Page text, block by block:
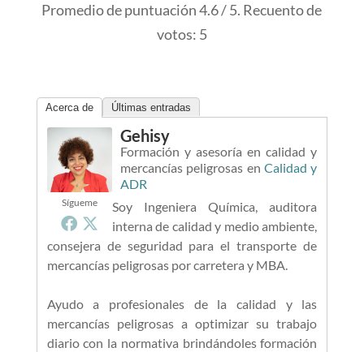
Promedio de puntuación4.6/ 5. Recuento de
votos: 5
Acerca de Últimas entradas
Sígueme
Gehisy
Formación y asesoría en calidad y
mercancías peligrosas en Calidad y
ADR
Soy Ingeniera Química, auditora
interna de calidad y medio ambiente,
consejera de seguridad para el transporte de
mercancías peligrosas por carretera y MBA.
Ayudo a profesionales de la calidad y las
mercancías peligrosas a optimizar su trabajo
diario con la normativa brindándoles formación